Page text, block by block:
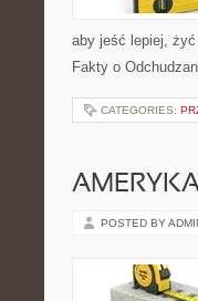
aby jeść lepiej,
Fakty o
CATEGORIES:
POSTED BY